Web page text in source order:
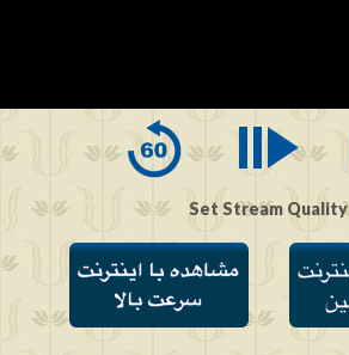
of
Set Stream Quality